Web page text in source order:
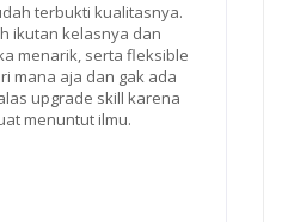
terbukti kualitasnya.
ikutan kelasnya dan
menarik, serta fleksible
mana aja dan gak ada
upgrade skill karena
menuntut ilmu.